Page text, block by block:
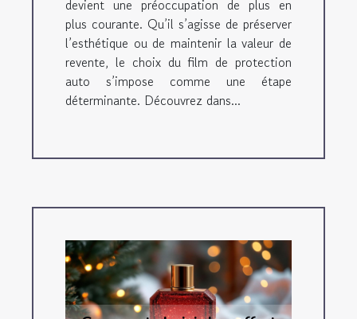
devient une préoccupation de plus en
plus courante. Qu’il s’agisse de préserver
l’esthétique ou de maintenir la valeur de
revente, le choix du film de protection
auto s’impose comme une étape
déterminante. Découvrez dans...